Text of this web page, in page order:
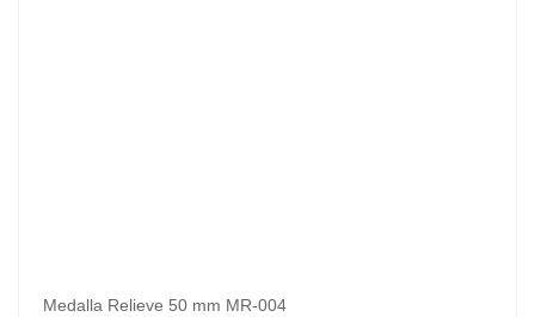
Medalla Relieve 50 mm MR-004